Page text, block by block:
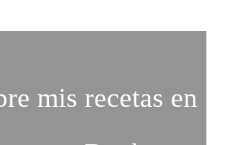
mis recetas en